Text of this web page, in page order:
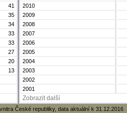
41
35
34
33
33
27
20
13
2010
2009
2008
2007
2006
2005
2004
2003
2002
2001
Zobrazit další
České republiky, data aktuální k 31.12.2016